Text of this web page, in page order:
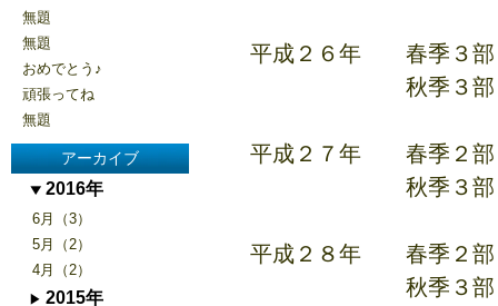
平成２６年 春季３
秋季３部リー
平成２７年 春季２部
秋季３部リー
平成２８年 春季２部
秋季３部リ
無題
無題
おめでとう♪
頑張ってね
無題
アーカイブ
2016年
6月（3）
5月（2）
4月（2）
2015年